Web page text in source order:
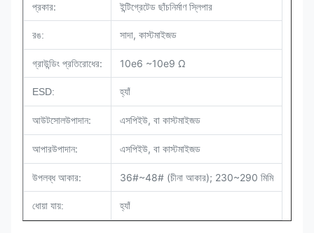
প্রকার: ইন্টিগ্রেটেড ছাঁচনির্মাণ স্লিপার
রঙ: সাদা, কাস্টমাইজড
গ্রাউন্ডিং প্রতিরোধের: 10e6 ~10e9 Ω
ESD: হ্যাঁ
আউটসোলউপাদান: এসপিইউ, বা কাস্টমাইজড
আপারউপাদান: এসপিইউ, বা কাস্টমাইজড
উপলব্ধ আকার: 36#~48# (চীনা আকার); 230~290 মিমি
ধোয়া যায়: হ্যাঁ